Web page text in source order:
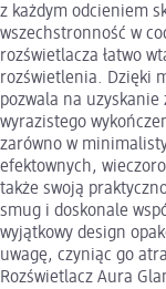
z każdym odcieniem
wszechstronność w
rozświetlacza łatwo
rozświetlenia. Dzięki
pozwala na
wyrazistego
zarówno w
efektownych,
także swoją
smug i doskonale
wyjątkowy design
uwagę, czyniąc go
Rozświetlacz Aura